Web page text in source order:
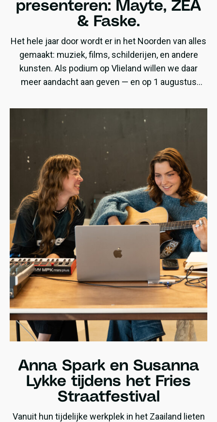
presenteren: Mayte, ZEA
& Faske.
Het hele jaar door wordt er in het Noorden van alles
gemaakt: muziek, films, schilderijen, en andere
kunsten. Als podium op Vlieland willen we daar
meer aandacht aan geven — en op 1 augustus
noordelijk talent!
Anna Spark en Susanna
Lykke tijdens het Fries
Straatfestival
Vanuit hun tijdelijke werkplek in het Zaailand lieten